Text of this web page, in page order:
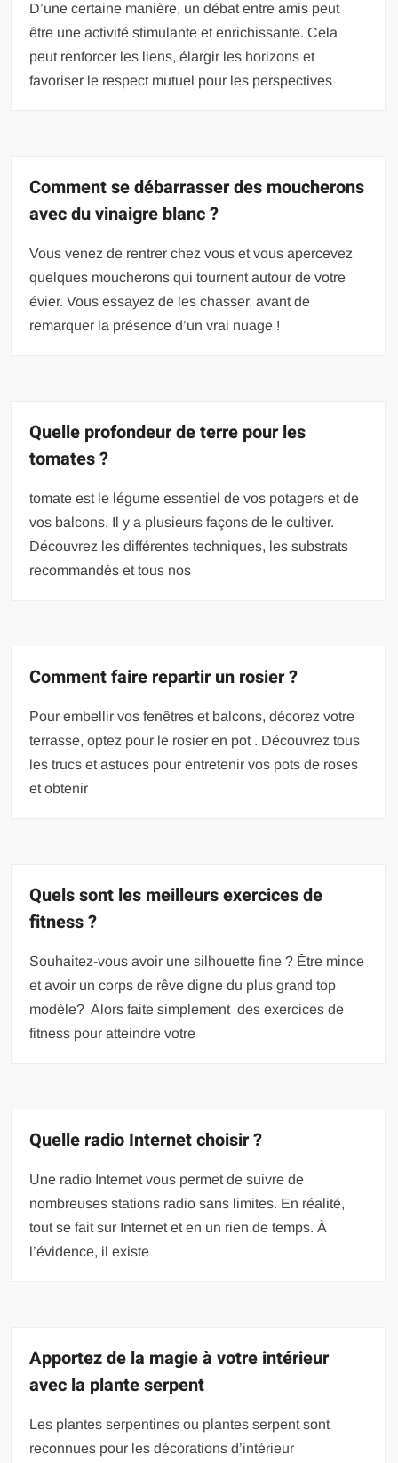
D’une certaine manière, un débat entre amis peut
être une activité stimulante et enrichissante. Cela
peut renforcer les liens, élargir les horizons et
favoriser le respect mutuel pour les perspectives
Comment se débarrasser des moucherons
avec du vinaigre blanc ?
Vous venez de rentrer chez vous et vous apercevez
quelques moucherons qui tournent autour de votre
évier. Vous essayez de les chasser, avant de
remarquer la présence d’un vrai nuage !
Quelle profondeur de terre pour les
tomates ?
tomate est le légume essentiel de vos potagers et de
vos balcons. Il y a plusieurs façons de le cultiver.
Découvrez les différentes techniques, les substrats
recommandés et tous nos
Comment faire repartir un rosier ?
Pour embellir vos fenêtres et balcons, décorez votre
terrasse, optez pour le rosier en pot . Découvrez tous
les trucs et astuces pour entretenir vos pots de roses
et obtenir
Quels sont les meilleurs exercices de
fitness ?
Souhaitez-vous avoir une silhouette fine ? Être mince
et avoir un corps de rêve digne du plus grand top
modèle? Alors faite simplement des exercices de
fitness pour atteindre votre
Quelle radio Internet choisir ?
Une radio Internet vous permet de suivre de
nombreuses stations radio sans limites. En réalité,
tout se fait sur Internet et en un rien de temps. À
l’évidence, il existe
Apportez de la magie à votre intérieur
avec la plante serpent
Les plantes serpentines ou plantes serpent sont
reconnues pour les décorations d’intérieur